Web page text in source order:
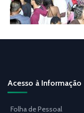
Acesso à Informação
Folha de Pessoal